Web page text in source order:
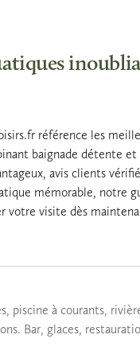
référence les
baignade détente
avis clients
mémorable, notre
votre visite dès
piscine à courants,
Bar, glaces,